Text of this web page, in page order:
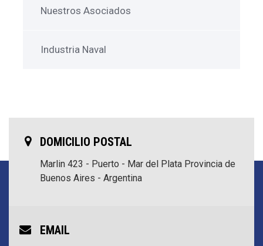
Nuestros Asociados
Industria Naval
DOMICILIO POSTAL
Marlin 423 - Puerto - Mar del Plata Provincia de
Buenos Aires - Argentina
EMAIL